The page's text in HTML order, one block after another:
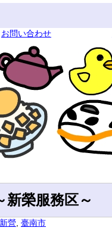
お問い合わせ
榮服務区～
新營 臺南市